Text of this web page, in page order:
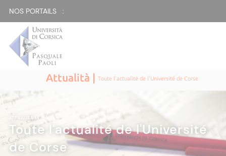
NOS PORTAILS :
Attualità |Toute l'actualité de l'Université de Corse
ATTUALITÀ|
Toute l'actualité de l'Université
de Corse